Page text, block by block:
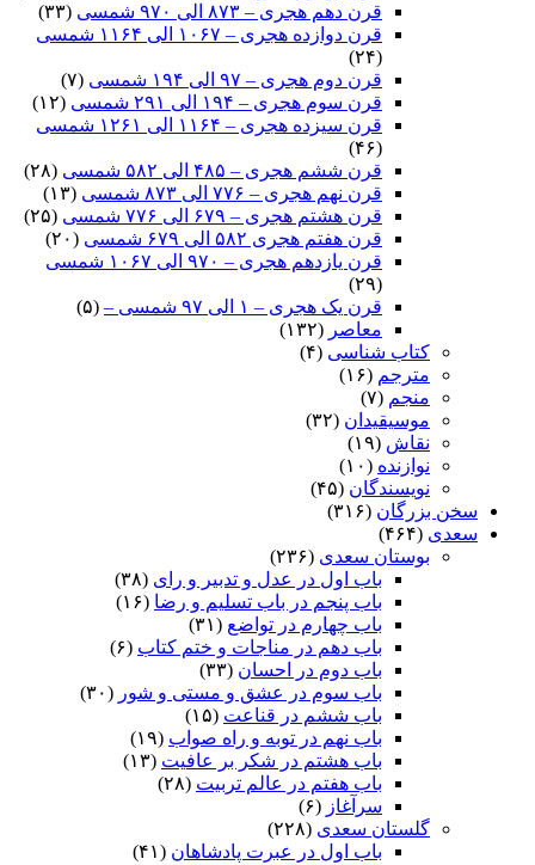
قرن دهم هجری – ۸۷۳ الی ۹۷۰ شمسی
(۳۳)
قرن دوازده هجری – ۱۰۶۷ الی ۱۱۶۴ شمسی
(۲۴)
قرن دوم هجری – ۹۷ الی ۱۹۴ شمسی
(۷)
قرن سوم هجری – ۱۹۴ الی ۲۹۱ شمسی
(۱۲)
قرن سیزده هجری – ۱۱۶۴ الی ۱۲۶۱ شمسی
(۴۶)
قرن ششم هجری – ۴۸۵ الی ۵۸۲ شمسی
(۲۸)
قرن نهم هجری – ۷۷۶ الی ۸۷۳ شمسی
(۱۳)
قرن هشتم هجری – ۶۷۹ الی ۷۷۶ شمسی
(۲۵)
قرن هفتم هجری ۵۸۲ الی ۶۷۹ شمسی
(۲۰)
قرن یازدهم هجری – ۹۷۰ الی ۱۰۶۷ شمسی
(۲۹)
قرن یک هجری – ۱ الی ۹۷ شمسی –
(۵)
معاصر (۱۳۲)
کتاب شناسی (۴)
مترجم (۱۶)
منجم (۷)
موسیقیدان (۳۲)
نقاش (۱۹)
نوازنده (۱۰)
نویسندگان (۴۵)
سخن بزرگان (۳۱۶)
سعدی (۴۶۴)
بوستان سعدی (۲۳۶)
باب اول در عدل و تدبیر و رای (۳۸)
باب پنجم در باب تسلیم و رضا (۱۶)
باب چهارم در تواضع (۳۱)
باب دهم در مناجات و ختم کتاب (۶)
باب دوم در احسان (۳۳)
باب سوم در عشق و مستی و شور (۳۰)
باب ششم در قناعت (۱۵)
باب نهم در توبه و راه صواب (۱۹)
باب هشتم در شکر بر عافیت (۱۳)
باب هفتم در عالم تربیت (۲۸)
سرآغاز (۶)
گلستان سعدی (۲۲۸)
باب اول در عبرت پادشاهان (۴۱)